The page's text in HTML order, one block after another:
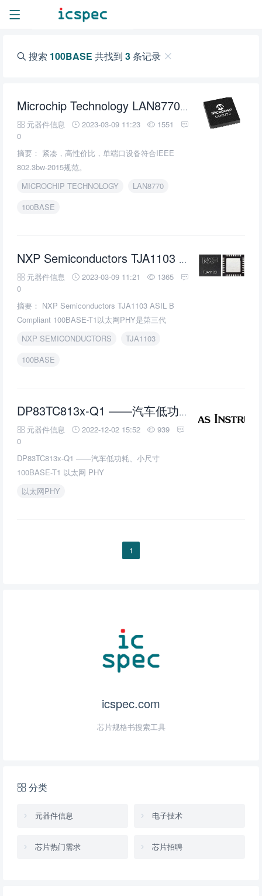
搜索 100BASE 共找到 3条记录
0
MICROCHIP TECHNOLOGY
LAN8770
100BASE
0
100BASE-T1汽车以太网PHY产品。
NXP SEMICONDUCTORS
TJA1103
100BASE
元器件信息
1
icspec.com
芯片规格书搜索工具
分类
元器件信息 电子技术
芯片热门需求 芯片招聘